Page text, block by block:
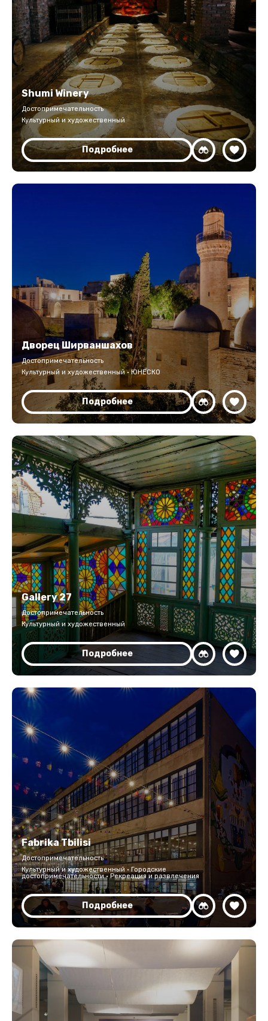
Shumi Winery
Достопримечательность
Культурный и художественный
Подробнее
Дворец Ширваншахов
Достопримечательность
Культурный и художественный · ЮНЕСКО
Подробнее
Gallery 27
Достопримечательность
Культурный и художественный
Подробнее
Fabrika Tbilisi
Достопримечательность
Культурный и художественный · Городские
достопримечательности · Рекреация и развлечения
Подробнее